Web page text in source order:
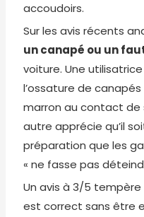
accoudoirs.
Sur les avis récents
un canapé ou un
voiture. Une
l’ossature de
marron au contact de
autre apprécie qu’il
préparation que les
« ne fasse pas
Un avis à 3/5
est correct sans être